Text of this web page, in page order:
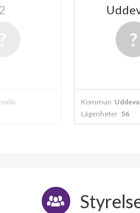
Kommun
Lägenheter 56